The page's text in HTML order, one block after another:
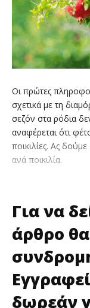
Oι πρώτες
σχετικά με τη
σεζόν στα ρόδια
αναφέρεται ότι
ποικιλίες. Ας
ανά ποικιλία.
Για να
άρθρο
δωρεάν